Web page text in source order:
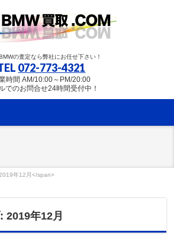
の査定なら弊社にお任せ下さい！
072-773-4321
時間 AM/10:00～PM/20:00
でのお問合せ24時間受付中！
年12月</span>
2019年12月